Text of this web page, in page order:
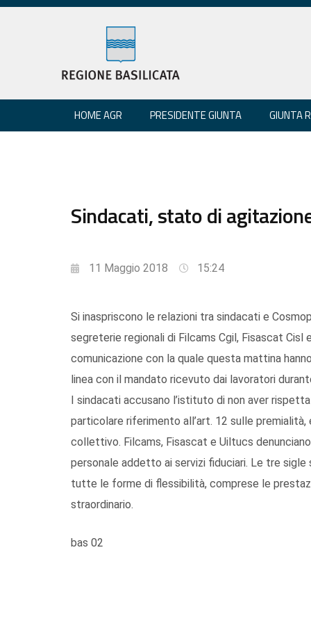
HOME AGR PRESIDENTE GIUNTA GIUNTA
Sindacati, stato di
11 Maggio 2018 15:24
Si inaspriscono le relazioni tra sindacati e
segreterie regionali di Filcams Cgil, Fisascat
comunicazione con la quale questa mattina
linea con il mandato ricevuto dai lavoratori
I sindacati accusano l’istituto di non aver
particolare riferimento all’art. 12 sulle
collettivo. Filcams, Fisascat e Uiltucs
personale addetto ai servizi fiduciari. Le tre sigle
tutte le forme di flessibilità, comprese le
straordinario.
bas 02